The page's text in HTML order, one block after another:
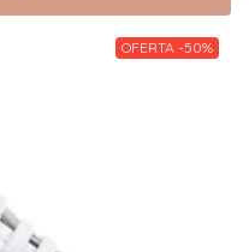
OFERTA -50%